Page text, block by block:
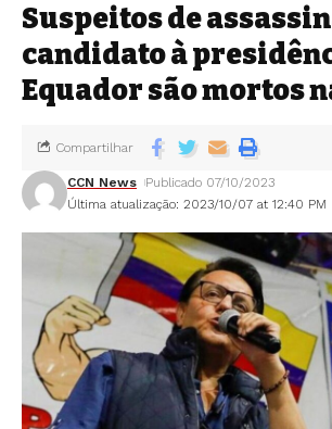
Suspeitos de
candidato à
Equador são mortos
Última atualização: 2023/10/07 at 12:40 PM
CCN News Publicado 07/10/2023
Compartilhar